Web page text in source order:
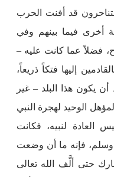
قد أفنت الحرب
أخرى فيما بينهم وفي
فضلاً عما كانت عليه –
إليها فتكاً ذريعاً،
يكون هذا البلد – غير
الوحيد لهجرة النبي
العادة لنبيه، فكانت
وسلم، فإنه ما أن وضعت
حتى ألَّف الله تعالى